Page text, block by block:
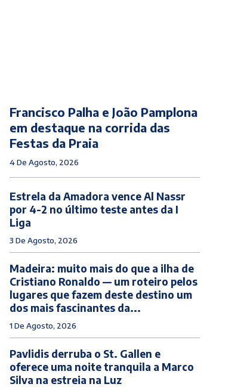
Francisco Palha e João Pamplona
em destaque na corrida das
Festas da Praia
4 De Agosto, 2026
Estrela da Amadora vence Al Nassr
por 4-2 no último teste antes da I
Liga
3 De Agosto, 2026
Madeira: muito mais do que a ilha de
Cristiano Ronaldo — um roteiro pelos
lugares que fazem deste destino um
dos mais fascinantes da...
1 De Agosto, 2026
Pavlidis derruba o St. Gallen e
oferece uma noite tranquila a Marco
Silva na estreia na Luz